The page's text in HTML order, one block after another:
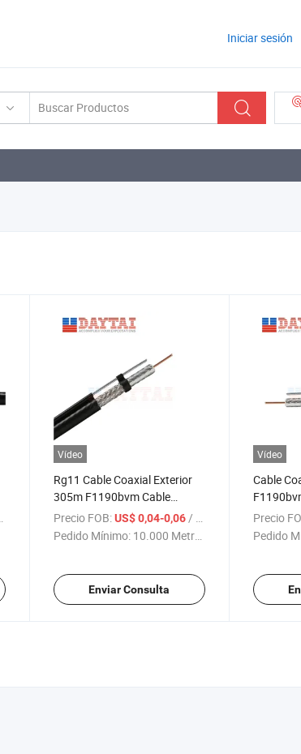
Iniciar sesión
Vídeo
Rg11 Cable Coaxial Exterior
305m F1190bvm Cable
Coaxial con Mensajero
Precio FOB: US$ 0,04-0,06/ Metro
Pedido Mínimo: 10.000 Metros
Enviar Consulta
Vídeo
Cable
Rg58
Precio
Pedido